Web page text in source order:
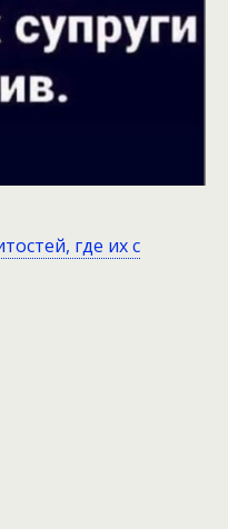
где их с